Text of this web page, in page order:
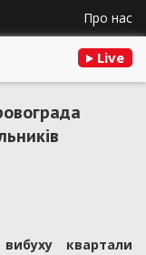
Про нас
Live
квартали